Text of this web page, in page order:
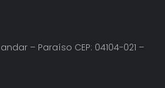
andar – Paraíso CEP: 04104-021 –